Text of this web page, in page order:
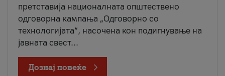
претставија националната општествено
одговорна кампања „Одговорно со
технологијата“, насочена кон подигнување на
јавната свест...
Дознај повеќе